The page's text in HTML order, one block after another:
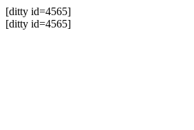
[ditty id=4565]
[ditty id=4565]